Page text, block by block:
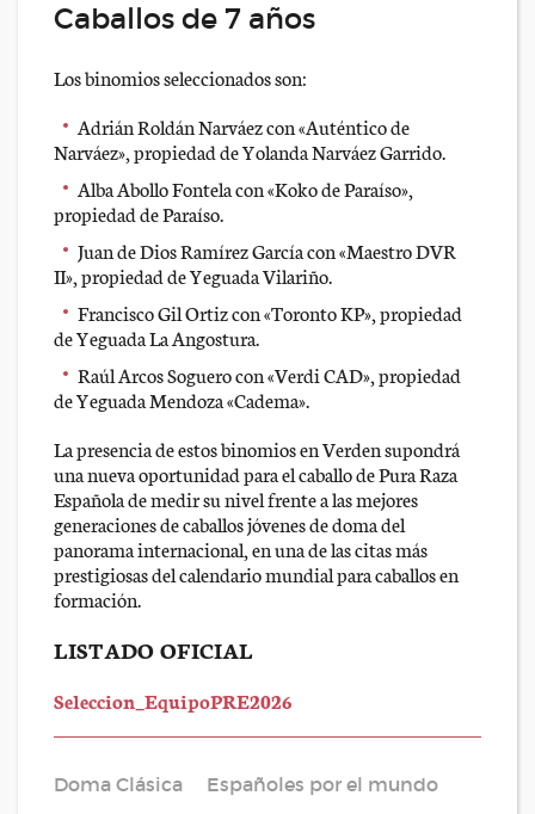
Caballos de 7 años
Los binomios seleccionados son:
Adrián Roldán Narváez con «Auténtico de
Narváez», propiedad de Yolanda Narváez Garrido.
Alba Abollo Fontela con «Koko de Paraíso»,
propiedad de Paraíso.
Juan de Dios Ramírez García con «Maestro DVR
II», propiedad de Yeguada Vilariño.
Francisco Gil Ortiz con «Toronto KP», propiedad
de Yeguada La Angostura.
Raúl Arcos Soguero con «Verdi CAD», propiedad
de Yeguada Mendoza «Cadema».
La presencia de estos binomios en Verden supondrá
una nueva oportunidad para el caballo de Pura Raza
Española de medir su nivel frente a las mejores
generaciones de caballos jóvenes de doma del
panorama internacional, en una de las citas más
prestigiosas del calendario mundial para caballos en
formación.
LISTADO OFICIAL
Seleccion_EquipoPRE2026
Doma Clásica Españoles por el mundo